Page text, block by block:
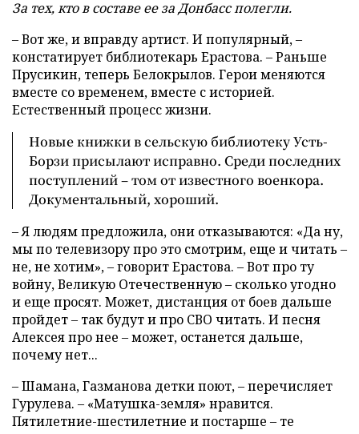
За тех, кто в составе ее за Донбасс полегли.
– Вот же, и вправду артист. И популярный, –
констатирует библиотекарь Ерастова. – Раньше
Прусикин, теперь Белокрылов. Герои меняются
вместе со временем, вместе с историей.
Естественный процесс жизни.
Новые книжки в сельскую библиотеку Усть-
Борзи присылают исправно. Среди последних
поступлений – том от известного военкора.
Документальный, хороший.
– Я людям предложила, они отказываются: «Да ну,
мы по телевизору про это смотрим, еще и читать –
не, не хотим», – говорит Ерастова. – Вот про ту
войну, Великую Отечественную – сколько угодно
и еще просят. Может, дистанция от боев дальше
пройдет – так будут и про СВО читать. И песня
Алексея про нее – может, останется дальше,
почему нет...
– Шамана, Газманова детки поют, – перечисляет
Гурулева. – «Матушка-земля» нравится.
Пятилетние-шестилетние и постарше – те